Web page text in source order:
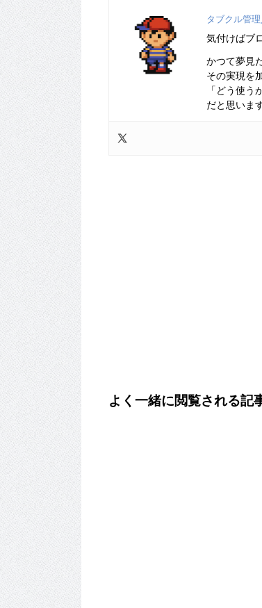
タブクル管理
気付けばブ
かつて夢見
その実現を
「どう使
だと思います
よく一緒に閲覧される記